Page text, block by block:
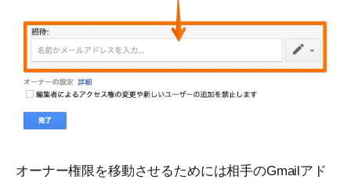
オーナー権限を移動させるためには相手のGmailアド